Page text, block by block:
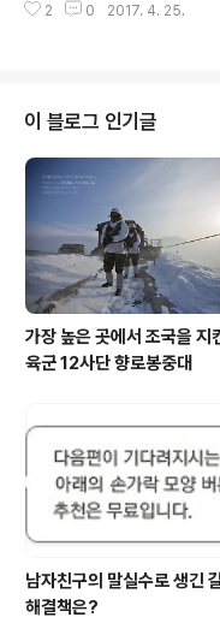
대회 출전을 위해 두 달 전부터 체
P에서 근무하고 싶다"는 당찬 그
주세요~^^ * 최정예 전투원 : 위
을 대상으로 체력, 사격, 화기 운
종합 전투능력을 평가하는 자격 과
2 0 2017. 4. 25.
이 블로그 인기글
가장 높은 곳에서 조국을 지
육군 12사단 향로봉중대
남자친구의 말실수로 생긴
해결책은?